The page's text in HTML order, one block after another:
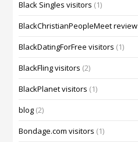
Black Singles visitors (1)
BlackChristianPeopleMeet review
BlackDatingForFree visitors (1)
BlackFling visitors (2)
BlackPlanet visitors (1)
blog (2)
Bondage.com visitors (1)